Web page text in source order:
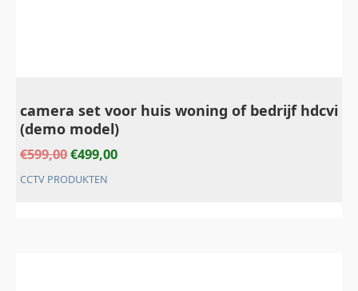
camera set voor huis woning of bedrijf hdcvi
(demo model)
€599,00€499,00
CCTV PRODUKTEN